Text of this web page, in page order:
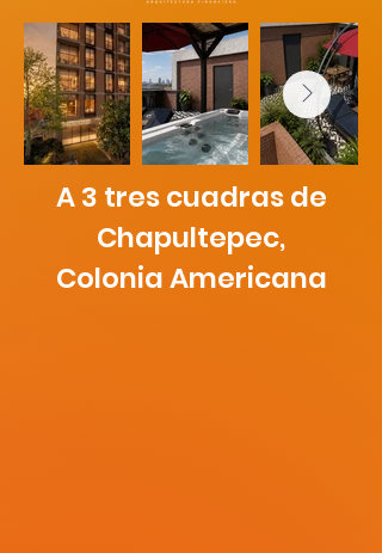
A 3 tres cuadras de
Chapultepec,
Colonia Americana